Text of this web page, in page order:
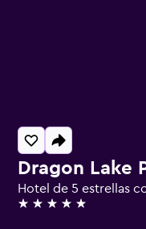
Dragon Lake
Hotel de 5 estrellas
5 estrellas